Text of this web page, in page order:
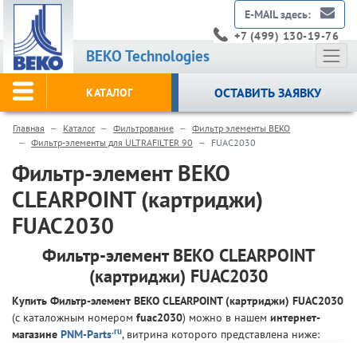
BEKO Technologies
E-MAIL здесь:
+7 (499) 130-19-76
КАТАЛОГ ОСТАВИТЬ ЗАЯВКУ
Главная Каталог Фильтрование
Фильтр элементы BEKO
Фильтр-элементы для ULTRAFILTER 90
FUAC2030
Фильтр-элемент BEKO
CLEARPOINT (картриджи)
FUAC2030
Фильтр-элемент BEKO CLEARPOINT
(картриджи) FUAC2030
Купить Фильтр-элемент BEKO CLEARPOINT (картриджи) FUAC2030
(с каталожным номером fuac2030) можно в нашем интернет-
магазине PNM-Parts.ru, витрина которого представлена ниже: